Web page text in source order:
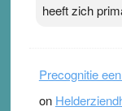
heeft zich
Precognitie
on